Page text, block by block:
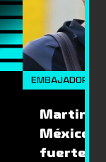
EMBAJADORES
Martin
México:
fuerte